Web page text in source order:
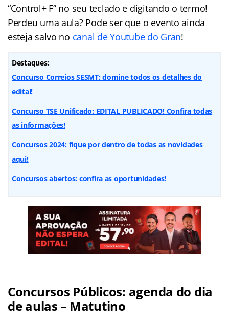
“Control+ F” no seu teclado e digitando o termo!
Perdeu uma aula? Pode ser que o evento ainda
esteja salvo no canal de Youtube do Gran!
Destaques:
Concurso Correios SESMT: domine todos os detalhes do
edital!
Concurso TSE Unificado: EDITAL PUBLICADO! Confira todas
as informações!
Concursos 2024: fique por dentro de todas as novidades
aqui!
Concursos abertos: confira as oportunidades!
Concursos Públicos: agenda do dia
de aulas – Matutino